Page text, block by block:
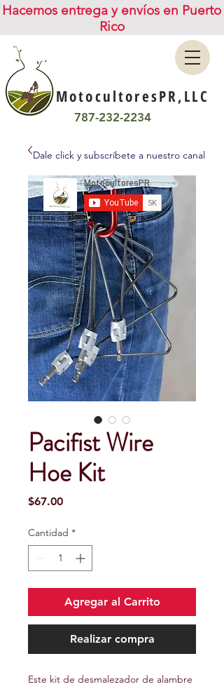
Hacemos entrega y envíos en Puerto
Rico
MotocultoresPR,LLC
787-232-2234
Dale click y subscríbete a nuestro canal
Pacifist Wire
Hoe Kit
$67.00Precio
Cantidad *
Agregar al Carrito
Realizar compra
Este kit de desmalezador de alambre